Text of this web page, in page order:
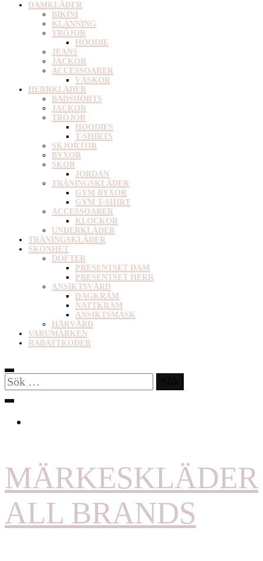
DAMKLÄDER
BIKINI
KLÄNNING
TRÖJOR
HOODIE
JEANS
JACKOR
ACCESSOARER
VÄSKOR
HERRKLÄDER
BADSHORTS
JACKOR
TRÖJOR
HOODIES
T-SHIRTS
SKJORTOR
BYXOR
SKOR
JORDAN
TRÄNINGSKLÄDER
GYM BYXOR
GYM T-SHIRT
ACCESSOARER
KLOCKOR
UNDERKLÄDER
TRÄNINGSKLÄDER
SKÖNHET
DOFTER
PRESENTSET DAM
PRESENTSET HERR
ANSIKTSVÅRD
DAGKRÄM
NATTKRÄM
ANSIKTSMASK
HÅRVÅRD
VARUMÄRKEN
RABATTKODER
Sök
efter:
MÄRKESKLÄDER
ALL BRANDS